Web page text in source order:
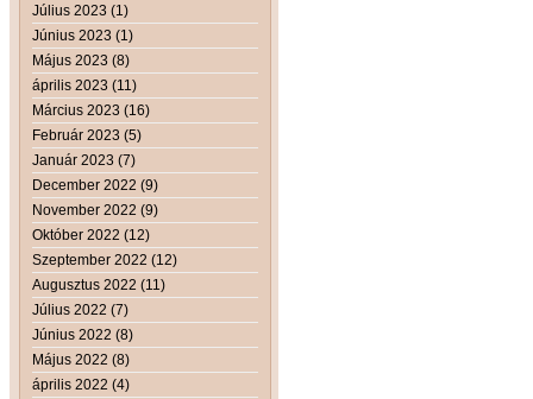
Július 2023 (1)
Június 2023 (1)
Május 2023 (8)
április 2023 (11)
Március 2023 (16)
Február 2023 (5)
Január 2023 (7)
December 2022 (9)
November 2022 (9)
Október 2022 (12)
Szeptember 2022 (12)
Augusztus 2022 (11)
Július 2022 (7)
Június 2022 (8)
Május 2022 (8)
április 2022 (4)